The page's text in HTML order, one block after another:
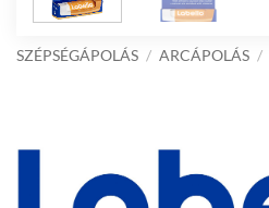
SZÉPSÉGÁPOLÁS / ARCÁPOLÁS /